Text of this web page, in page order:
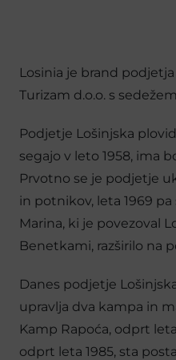
Losinia je brand
Turizam d.o.o. s
Podjetje Lošinjska
segajo v leto 1958, ima
Prvotno se je podjetje
in potnikov, leta 1969
Marina, ki je povezoval
Benetkami, razširilo na
Danes podjetje
upravlja dva kampa in
Kamp Rapoća, odprt
odprt leta 1985, sta